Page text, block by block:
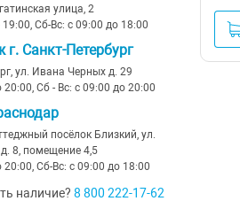
улица, 2
Сб-Вс: с 09:00 до 18:00
Санкт-Петербург
ул. Ивана Черных д. 29
Сб - Вс: с 09:00 до 20:00
посёлок Близкий, ул.
8, помещение 4,5
Сб-Вс: с 09:00 до 18:00
наличие? 8 800 222-17-62